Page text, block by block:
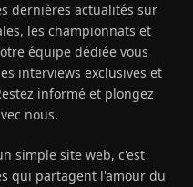
dernières actualités sur
les championnats et
équipe dédiée vous
interviews exclusives et
informé et plongez
nous.
simple site web, c'est
qui partagent l'amour du